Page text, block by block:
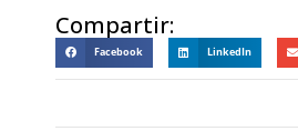
Compartir:
Facebook LinkedIn